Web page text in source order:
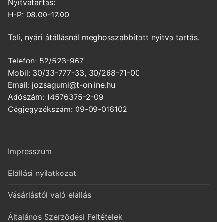
Nyitvatartás:
H-P: 08.00-17.00
Téli, nyári átállásnál meghosszabbított nyitva tartás.
Telefon: 52/523-967
Mobil: 30/33-777-33, 30/268-71-00
Email: jozsagumi@t-online.hu
Adószám: 14576375-2-09
Cégjegyzékszám: 09-09-016102
Impresszum
Elállási nyilatkozat
Vásárlástól való elállás
Általános Szerződési Feltételek